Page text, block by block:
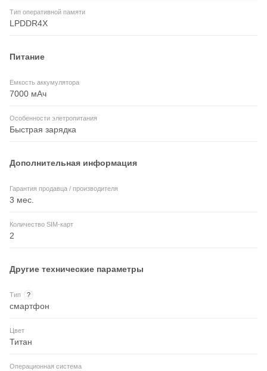
Тип оперативной памяти
LPDDR4X
Питание
Емкость аккумулятора
7000 мАч
Особенности элетропитания
Быстрая зарядка
Дополнительная информация
Гарантия продавца / производителя
3 мес.
Количество SIM-карт
2
Другие технические параметры
Тип ?
смартфон
Цвет
Титан
Операционная система